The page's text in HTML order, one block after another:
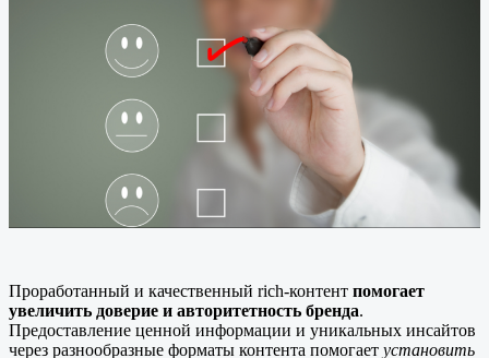
Проработанный и качественный rich-контент помогает
увеличить доверие и авторитетность бренда.
Предоставление ценной информации и уникальных инсайтов
через разнообразные форматы контента помогает установить